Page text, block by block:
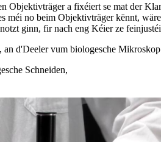
a fixéiert se mat der
no beim Objektivträger kënnt,
ginn, fir nach eng Kéier ze
d'Deeler vum biologesche
Schneiden,